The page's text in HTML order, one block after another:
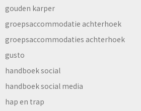
gouden karper
groepsaccommodatie achterhoek
groepsaccommodaties achterhoek
gusto
handboek social
handboek social media
hap en trap